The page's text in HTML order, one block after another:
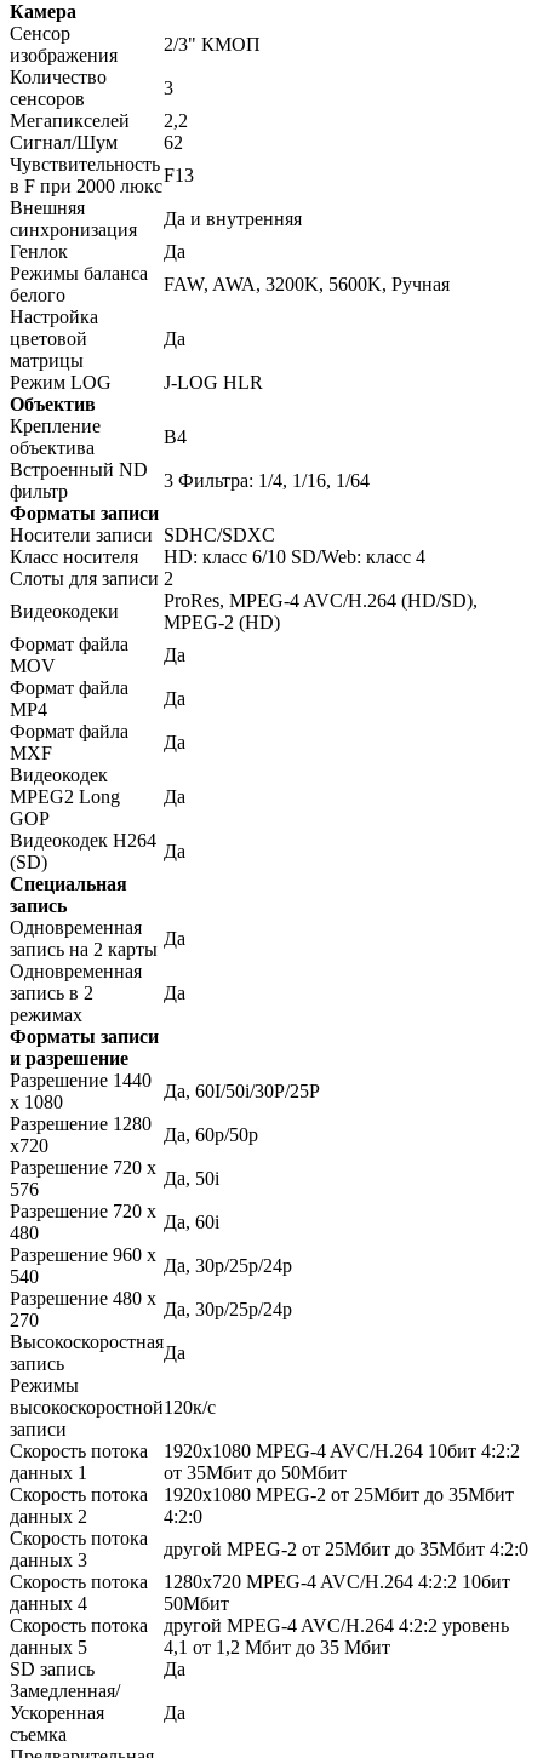
Камера
Сенсор
изображения
2/3" КМОП
Количество
сенсоров
3
Мегапикселей
2,2
Сигнал/Шум
62
Чувствительность
в F при 2000 люкс
F13
Внешняя
синхронизация
Да и внутренняя
Генлок
Да
Режимы баланса
белого
FAW, AWA, 3200K, 5600K, Ручная
Настройка
цветовой
матрицы
Да
Режим LOG
J-LOG HLR
Объектив
Крепление
объектива
B4
Встроенный ND
фильтр
3 Фильтра: 1/4, 1/16, 1/64
Форматы записи
Носители записи
SDHC/SDXC
Класс носителя
HD: класс 6/10 SD/Web: класс 4
Слоты для записи 2
Видеокодеки
ProRes, MPEG-4 AVC/H.264 (HD/SD),
MPEG-2 (HD)
Формат файла
MOV
Да
Формат файла
MP4
Да
Формат файла
MXF
Да
Видеокодек
MPEG2 Long
GOP
Да
Видеокодек H264
(SD)
Да
Специальная
запись
Одновременная
запись на 2 карты
Да
Одновременная
запись в 2
режимах
Да
Форматы записи
и разрешение
Разрешение 1440
x 1080
Да, 60I/50i/30P/25P
Разрешение 1280
x720
Да, 60p/50p
Разрешение 720 x
576
Да, 50i
Разрешение 720 x
480
Да, 60i
Разрешение 960 x
540
Да, 30p/25p/24p
Разрешение 480 x
270
Да, 30p/25p/24p
Высокоскоростная
запись
Да
Режимы
высокоскоростной
записи
120к/с
Скорость потока
данных 1
1920x1080 MPEG-4 AVC/H.264 10бит 4:2:2
от 35Мбит до 50Мбит
Скорость потока
данных 2
1920x1080 MPEG-2 от 25Мбит до 35Мбит
4:2:0
Скорость потока
данных 3
другой MPEG-2 от 25Мбит до 35Мбит 4:2:0
Скорость потока
данных 4
1280x720 MPEG-4 AVC/H.264 4:2:2 10бит
50Мбит
Скорость потока
данных 5
другой MPEG-4 AVC/H.264 4:2:2 уровень
4,1 от 1,2 Мбит до 35 Мбит
SD запись
Да
Замедленная/
Ускоренная
съемка
Да